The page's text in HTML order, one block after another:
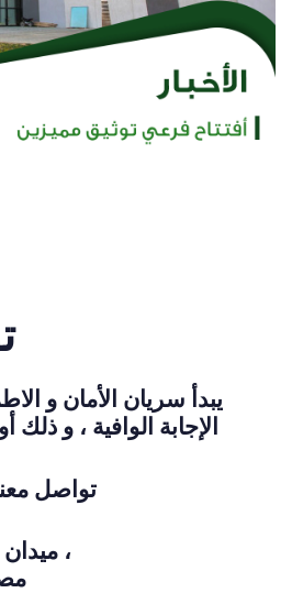
يبدأ سريان الأمان و
الإجابة الوافية ، و
تواصل
1 ميدان التضحية ، تريومف ،